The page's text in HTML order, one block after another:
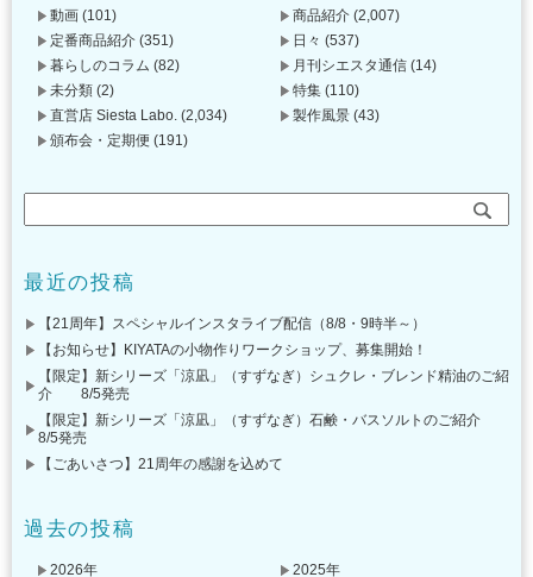
動画 (101) 商品紹介 (2,007)
定番商品紹介 (351) 日々 (537)
暮らしのコラム (82) 月刊シエスタ通信 (14)
未分類 (2) 特集 (110)
直営店 Siesta Labo. (2,034) 製作風景 (43)
頒布会・定期便 (191)
最近の投稿
【21周年】スペシャルインスタライブ配信（8/8・9時半～）
【お知らせ】KIYATAの小物作りワークショップ、募集開始！
【限定】新シリーズ「涼凪」（すずなぎ）シュクレ・ブレンド精油のご紹
介 8/5発売
【限定】新シリーズ「涼凪」（すずなぎ）石鹸・バスソルトのご紹介
8/5発売
【ごあいさつ】21周年の感謝を込めて
過去の投稿
2026年 2025年